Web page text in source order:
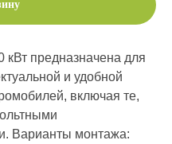
кВт предназначена для
и удобной
включая те,
Варианты монтажа: